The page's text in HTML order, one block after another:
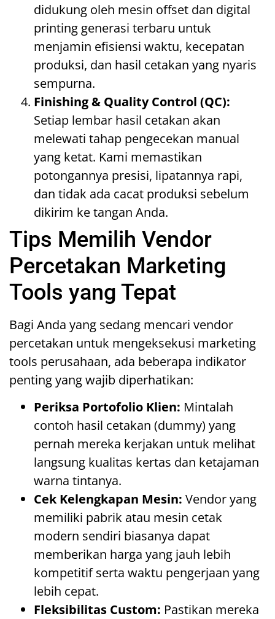
didukung oleh mesin offset dan digital
printing generasi terbaru untuk
menjamin efisiensi waktu, kecepatan
produksi, dan hasil cetakan yang nyaris
sempurna.
Finishing & Quality Control (QC):
Setiap lembar hasil cetakan akan
melewati tahap pengecekan manual
yang ketat. Kami memastikan
potongannya presisi, lipatannya rapi,
dan tidak ada cacat produksi sebelum
dikirim ke tangan Anda.
Tips Memilih Vendor
Percetakan Marketing
Tools yang Tepat
Bagi Anda yang sedang mencari vendor
percetakan untuk mengeksekusi marketing
tools perusahaan, ada beberapa indikator
penting yang wajib diperhatikan:
Periksa Portofolio Klien: Mintalah
contoh hasil cetakan (dummy) yang
pernah mereka kerjakan untuk melihat
langsung kualitas kertas dan ketajaman
warna tintanya.
Cek Kelengkapan Mesin: Vendor yang
memiliki pabrik atau mesin cetak
modern sendiri biasanya dapat
memberikan harga yang jauh lebih
kompetitif serta waktu pengerjaan yang
lebih cepat.
Fleksibilitas Custom: Pastikan mereka